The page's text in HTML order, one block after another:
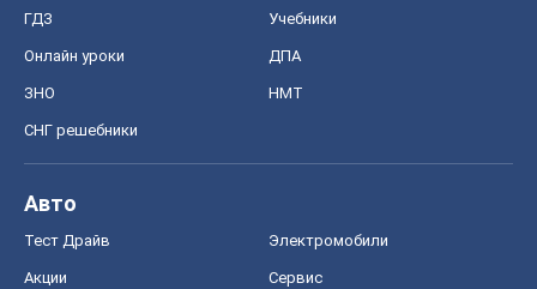
ГДЗ Учебники
Онлайн уроки ДПА
ЗНО НМТ
СНГ решебники
Авто
Тест Драйв Электромобили
Акции Сервис